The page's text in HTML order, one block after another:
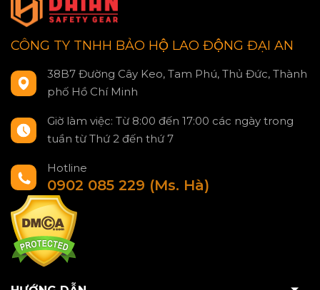
CÔNG TY TNHH BẢO HỘ LAO ĐỘNG ĐẠI AN
38B7 Đường Cây Keo, Tam Phú, Thủ Đức, Thành
phố Hồ Chí Minh
Giờ làm việc: Từ 8:00 đến 17:00 các ngày trong
tuần từ Thứ 2 đến thứ 7
Hotline
0902 085 229 (Ms. Hà)